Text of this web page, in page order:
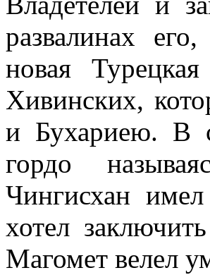
развалинах
новая
Хивинских,
и Бухариею. В
гордо
Чингисхан
хотел
Магомет велел